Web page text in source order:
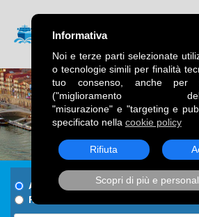
Informativa
Noi e terze parti selezionate
o tecnologie simili per finalità
tuo consenso, anche per
("miglioramento
"misurazione" e "targeting e
specificato nella cookie policy
Rifiuta
Scopri di più e